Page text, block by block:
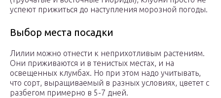
успеют прижиться до наступления морозной погоды.
Выбор места посадки
Лилии можно отнести к неприхотливым растениям.
Они приживаются и в тенистых местах, и на
освещенных клумбах. Но при этом надо учитывать,
что сорт, выращиваемый в разных условиях, цветет с
разбегом примерно в 5-7 дней.